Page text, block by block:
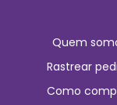
Quem
Rastrear
Como